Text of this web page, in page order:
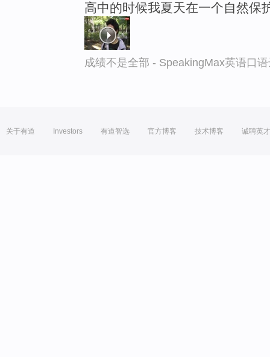
高中的时候我夏天在一个自然保
成绩不是全部 - SpeakingMax英语口
关于有道 Investors 有道智选 官方博客 技术博客 诚聘英才